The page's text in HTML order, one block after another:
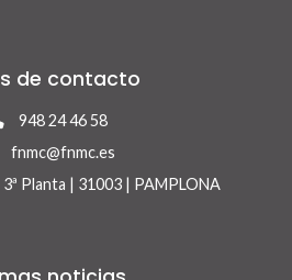
de contacto
948 24 46 58
fnmc@fnmc.es
Planta | 31003 | PAMPLONA